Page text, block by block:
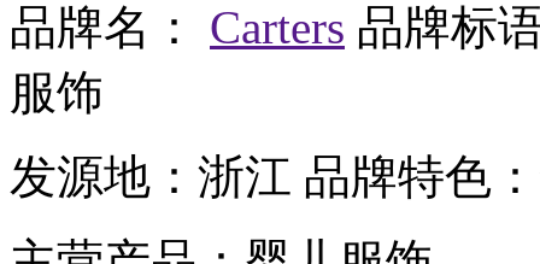
品牌名： Carters 品牌标
服饰
发源地： 浙江 品牌特色：